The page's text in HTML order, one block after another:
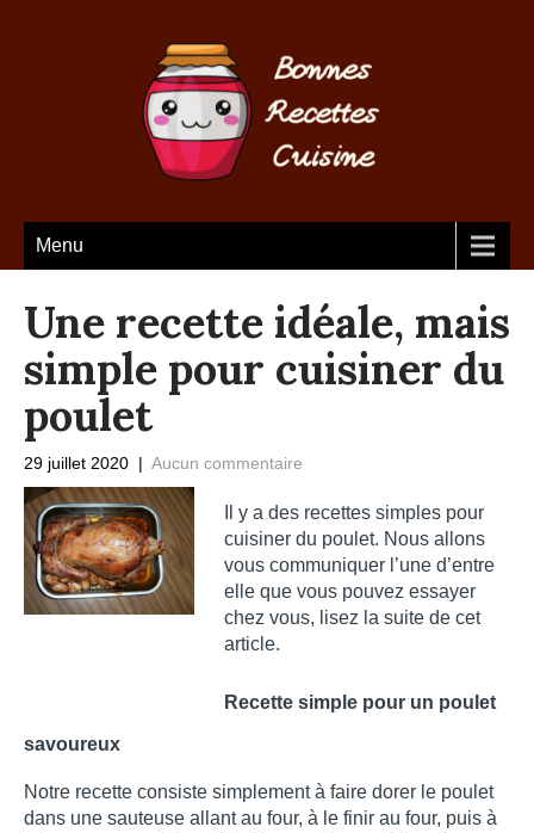
Menu
Une recette idéale, mais
simple pour cuisiner du
poulet
29 juillet 2020 | Aucun commentaire
Il y a des recettes simples pour
cuisiner du poulet. Nous allons
vous communiquer l’une d’entre
elle que vous pouvez essayer
chez vous, lisez la suite de cet
article.
Recette simple pour un poulet
savoureux
Notre recette consiste simplement à faire dorer le poulet
dans une sauteuse allant au four, à le finir au four, puis à